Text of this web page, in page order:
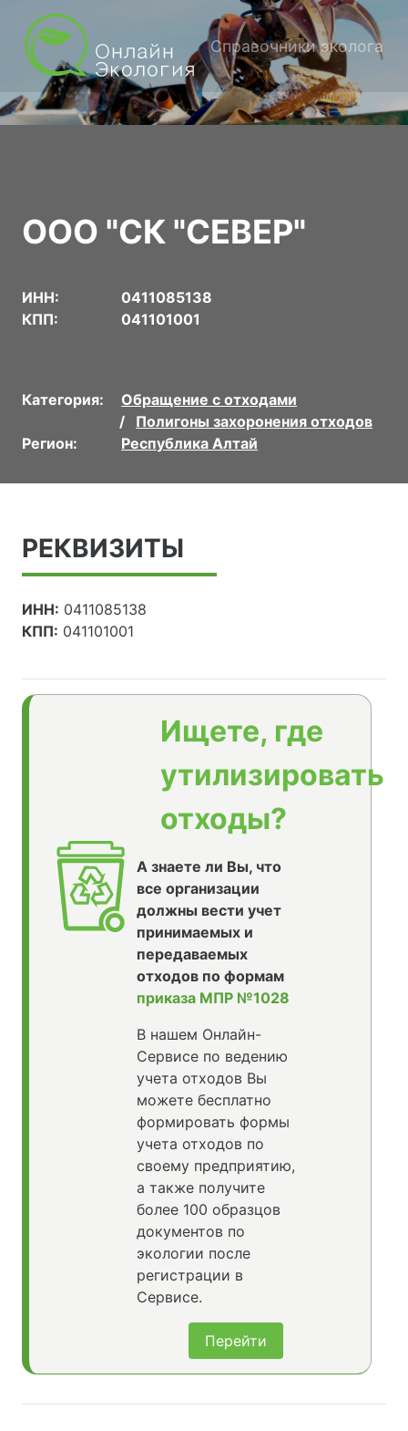
Справочники эколога
ООО "СК "СЕВЕР"
ИНН:
0411085138
КПП:
041101001
Категория:
Обращение с отходами
Полигоны захоронения отходов
Регион:
Республика Алтай
РЕКВИЗИТЫ
ИНН: 0411085138
КПП: 041101001
Ищете, где
утилизировать
отходы?
А знаете ли Вы, что
все организации
должны вести учет
принимаемых и
передаваемых
отходов по формам
приказа МПР №1028
В нашем Онлайн-
Сервисе по ведению
учета отходов Вы
можете бесплатно
формировать формы
учета отходов по
своему предприятию,
а также получите
более 100 образцов
документов по
экологии после
регистрации в
Сервисе.
Перейти